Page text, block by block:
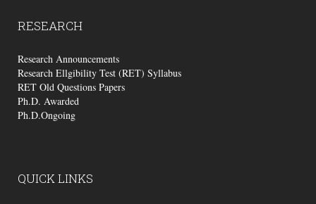
RESEARCH
Research Announcements
Research Ellgibility Test (RET) Syllabus
RET Old Questions Papers
Ph.D. Awarded
Ph.D.Ongoing
QUICKLINKS